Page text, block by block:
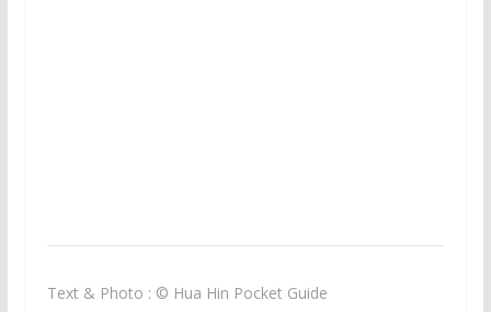
Text & Photo : © Hua Hin Pocket Guide